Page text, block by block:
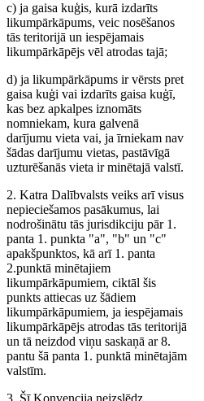
c) ja gaisa kuģis, kurā izdarīts
likumpārkāpums, veic nosēšanos
tās teritorijā un iespējamais
likumpārkāpējs vēl atrodas tajā;
d) ja likumpārkāpums ir vērsts pret
gaisa kuģi vai izdarīts gaisa kuģī,
kas bez apkalpes iznomāts
nomniekam, kura galvenā
darījumu vieta vai, ja īrniekam nav
šādas darījumu vietas, pastāvīgā
uzturēšanās vieta ir minētajā valstī.
2. Katra Dalībvalsts veiks arī visus
nepieciešamos pasākumus, lai
nodrošinātu tās jurisdikciju pār 1.
panta 1. punkta "a", "b" un "c"
apakšpunktos, kā arī 1. panta
2.punktā minētajiem
likumpārkāpumiem, ciktāl šis
punkts attiecas uz šādiem
likumpārkāpumiem, ja iespējamais
likumpārkāpējs atrodas tās teritorijā
un tā neizdod viņu saskaņā ar 8.
pantu šā panta 1. punktā minētajām
valstīm.